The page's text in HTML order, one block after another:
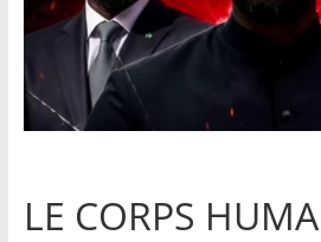
LE CORPS